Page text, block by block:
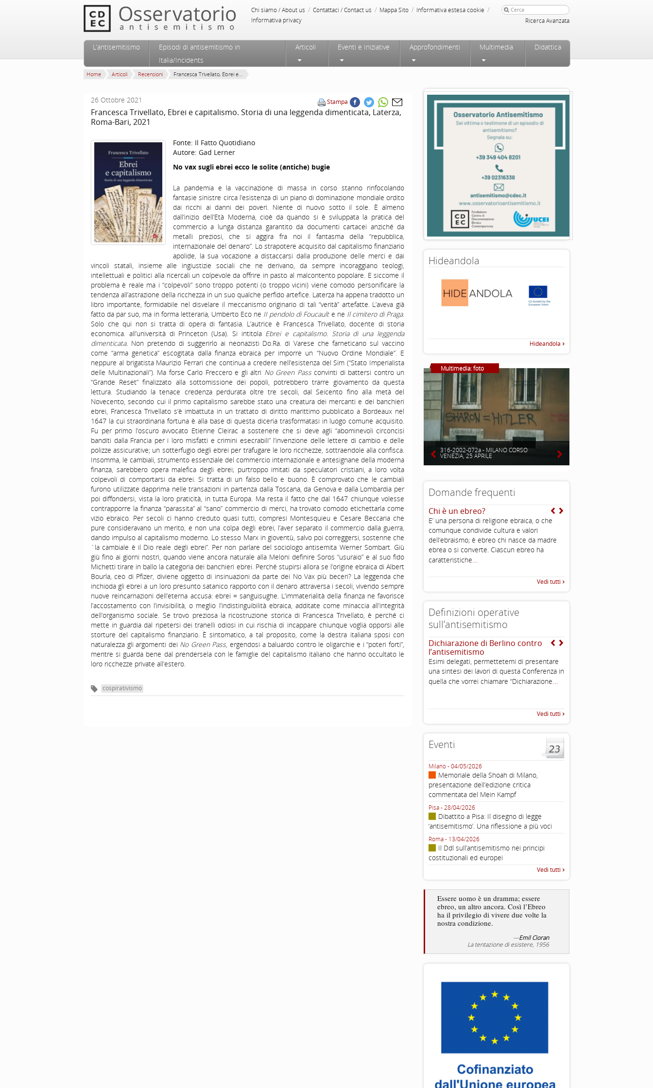
Chi siamo / About us / Contattaci / Contact us / Mappa Sito / Informativa estesa cookie /
Informativa privacy Ricerca Avanzata
Menu principale
Vai al contenuto principale
Vai al contenuto secondario
L’antisemitismo
Episodi di antisemitismo in
Italia/Incidents
Articoli Eventi e Iniziative Approfondimenti Multimedia Didattica
Home Articoli Recensioni Francesca Trivellato, Ebrei e...
Stampa
26 Ottobre 2021
Francesca Trivellato, Ebrei e capitalismo. Storia di una leggenda dimenticata, Laterza,
Roma-Bari, 2021
Fonte: Il Fatto Quotidiano
Autore: Gad Lerner
No vax sugli ebrei ecco le solite (antiche) bugie
La pandemia e la vaccinazione di massa in corso stanno rinfocolando
fantasie sinistre circa l’esistenza di un piano di dominazione mondiale ordito
dai ricchi ai danni dei poveri. Niente di nuovo sotto il sole. È almeno
dall’inizio dell’Età Moderna, cioè da quando si è sviluppata la pratica del
commercio a lunga distanza garantito da documenti cartacei anziché da
metalli preziosi, che si aggira fra noi il fantasma della “repubblica,
internazionale del denaro”. Lo strapotere acquisito dal capitalismo finanziario
apolide, la sua vocazione a distaccarsi dalla produzione delle merci e dai
vincoli statali, insieme alle ingiustizie sociali che ne derivano, da sempre incoraggiano teologi,
intellettuali e politici alla ricercali un colpevole da offrire in pasto al malcontento popolare. E siccome il
problema è reale ma i “colpevoli” sono troppo potenti (o troppo vicini) viene comodo personificare la
tendenza all’astrazione della ricchezza in un suo qualche perfido artefice. Laterza ha appena tradotto un
libro importante, formidabile nel disvelare il meccanismo originario di tali “verità” artefatte. L’aveva già
fatto da par suo, ma in forma letteraria, Umberto Eco ne II pendolo di Foucaulte ne Il cimitero di Praga.
Solo che qui non si tratta di opera di fantasia. L’autrice è Francesca Trivellato, docente di storia
economica. all’università di Princeton (Usa). Si intitola Ebrei e capitalismo. Storia di una leggenda
dimenticata. Non pretendo di suggerirlo ai neonazisti Do.Ra. di Varese che farneticano sul vaccino
come “arma genetica” escogitata dalla finanza ebraica per imporre un “Nuovo Ordine Mondiale”. E
neppure al brigatista Maurizio Ferrari che continua a credere nell’esistenza del Sim (“Stato Imperialista
delle Multinazionali”). Ma forse Carlo Freccero e gli altri No Green Passconvinti di battersi contro un
“Grande Reset” finalizzato alla sottomissione dei popoli, potrebbero trarre giovamento da questa
lettura. Studiando la tenace credenza perdurata oltre tre secoli, dal Seicento fino alla metà del
Novecento, secondo cui il primo capitalismo sarebbe stato una creatura dei mercanti e dei banchieri
ebrei, Francesca Trivellato s’è imbattuta in un trattato di diritto marittimo pubblicato a Bordeaux nel
1647 la cui straordinaria fortuna è alla base di questa diceria trasformatasi in luogo comune acquisito.
Fu per primo l’oscuro avvocato Etienne Cleirac a sostenere che si deve agli “abominevoli circoncisi
banditi dalla Francia per i loro misfatti e crimini esecrabili” l’invenzione delle lettere di cambio e delle
polizze assicurative; un sotterfugio degli ebrei per trafugare le loro ricchezze, sottraendole alla confisca.
Insomma, le cambiali, strumento essenziale del commercio internazionale e antesignane della moderna
finanza, sarebbero opera malefica degli ebrei; purtroppo imitati da speculatori cristiani, a loro volta
colpevoli di comportarsi da ebrei. Si tratta di un falso bello e buono. È comprovato che le cambiali
furono utilizzate dapprima nelle transazioni in partenza dalla Toscana, da Genova e dalla Lombardia per
poi diffondersi, vista la loro praticità, in tutta Europa. Ma resta il fatto che dal 1647 chiunque volesse
contrapporre la finanza “parassita” al “sano” commercio di merci, ha trovato comodo etichettarla come
vizio ebraico. Per secoli ci hanno creduto quasi tutti, compresi Montesquieu e Cesare Beccaria che
pure consideravano un merito, e non una colpa degli ebrei, l’aver separato il commercio dalla guerra,
dando impulso al capitalismo moderno. Lo stesso Marx in gioventù, salvo poi correggersi, sostenne che
`la cambiale è il Dio reale degli ebrei”. Per non parlare del sociologo antisemita Werner Sombart. Giù
giù fino ai giorni nostri, quando viene ancora naturale alla Meloni definire Soros “usuraio” e al suo fido
Michetti tirare in ballo la categoria dei banchieri ebrei. Perché stupirsi allora se l’origine ebraica di Albert
Bourla, ceo di Pfizer, diviene oggetto di insinuazioni da parte dei No Vax più beceri? La leggenda che
inchioda gli ebrei a un loro presunto satanico rapporto con il denaro attraversa i secoli, vivendo sempre
nuove reincarnazioni dell’eterna accusa: ebrei = sanguisughe. L’immaterialità della finanza ne favorisce
l’accostamento con l’invisibilità, o meglio l’indistinguibilità ebraica, additate come minaccia all’integrità
dell’organismo sociale. Se trovo preziosa la ricostruzione storica di Francesca Trivellato, è perché ci
mette in guardia dal ripetersi dei tranelli odiosi in cui rischia di incappare chiunque voglia opporsi alle
storture del capitalismo finanziario. È sintomatico, a tal proposito, come la destra italiana sposi con
naturalezza gli argomenti dei No Green Pass, ergendosi a baluardo contro le oligarchie e i “poteri forti”,
mentre si guarda bene dal prendersela con le famiglie del capitalismo italiano che hanno occultato le
loro ricchezze private all’estero.
cospirativismo
Hideandola
Hideandola
Multimedia: foto
316-2002-072a - MILANO CORSO
VENEZIA, 25 APRILE
Domande frequenti
Chi è un ebreo?
E’ una persona di religione ebraica, o che
comunque condivide cultura e valori
dell’ebraismo; è ebreo chi nasce da madre
ebrea o si converte. Ciascun ebreo ha
caratteristiche...
Vedi tutti
Definizioni operative
sull’antisemitismo
Dichiarazione di Berlino contro
l’antisemitismo
Esimi delegati, permettetemi di presentare
una sintesi dei lavori di questa Conferenza in
quella che vorrei chiamare “Dichiarazione...
Vedi tutti
Eventi
Milano - 04/05/2026
Memoriale della Shoah di Milano,
presentazione dell’edizione critica
commentata del Mein Kampf
Pisa - 28/04/2026
Dibattito a Pisa: Il disegno di legge
‘antisemitismo’. Una riflessione a più voci
Roma - 13/04/2026
Il Ddl sull’antisemitismo nei principi
costituzionali ed europei
Vedi tutti
Essere uomo è un dramma; essere
ebreo, un altro ancora. Così l’Ebreo
ha il privilegio di vivere due volte la
nostra condizione.
—Emil Cioran
La tentazione di esistere, 1956